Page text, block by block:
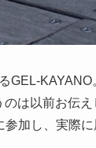
GEL-
のは以前お伝
加し、実際